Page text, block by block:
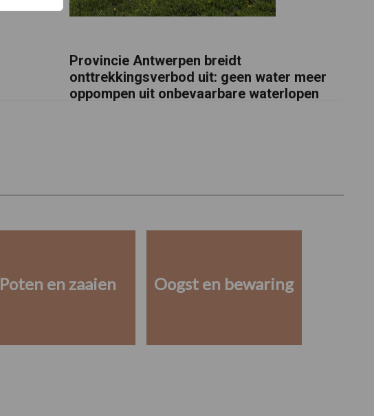
Provincie Antwerpen breidt
onttrekkingsverbod uit: geen water meer
oppompen uit onbevaarbare waterlopen
Poten en zaaien Oogst en bewaring